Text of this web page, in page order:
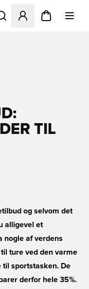
en Modal til at
TIL
og selvom det
alligevel et
nogle af verdens
ture ved den varme
sportstasken. De
derfor hele 35%.